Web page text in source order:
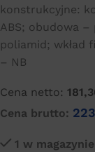
konstrukcyjne:
ABS; obudowa
poliamid; wkład
– NB
Cena netto:
Cena brutto:
1 w magazynie